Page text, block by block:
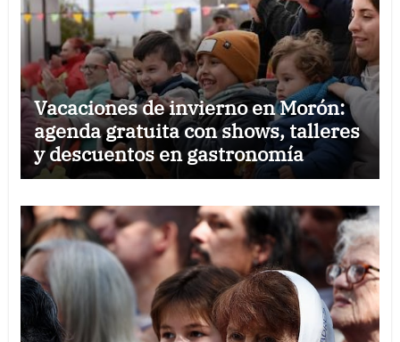
Vacaciones de invierno en Morón:
agenda gratuita con shows, talleres
y descuentos en gastronomía